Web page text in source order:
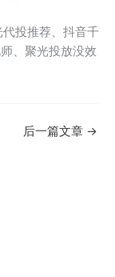
投推荐、抖音千
、聚光投放没效
后一篇文章 →